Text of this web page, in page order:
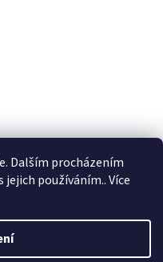
Dalším procházením
používáním.. Více